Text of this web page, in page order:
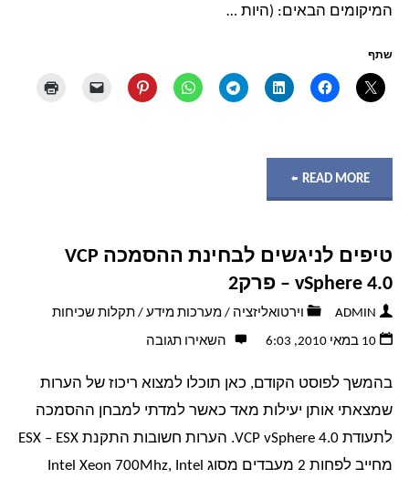
שלך?""
המיקומים הבאים: (היות …
שתף
READ MORE "טיפים
לבחינת
ההסמכה
VCP
vSphere
4.0
טיפים לניגשים לבחינת ההסמכה VCP
vSphere 4.0 – פרק2
ADMIN וירטואליזציה /מערכות מידע/תקלות שכיחות
10 במאי 2010, 6:03
השאירו תגובה
בהמשך לפוסט הקודם, כאן תוכלו למצוא ריכוז של הערות
שמצאתי אותן יעילות מאד כאשר למדתי למבחן ההסמכה
לתעודת VCP vSphere 4.0. הערות חשובות התקנת ESX – ESX
מחייב לפחות 2 מעבדים מסוג Intel Xeon 700Mhz, Intel